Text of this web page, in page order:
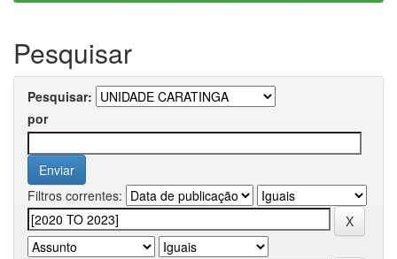
Pesquisar
Pesquisar:
por
Filtros correntes: